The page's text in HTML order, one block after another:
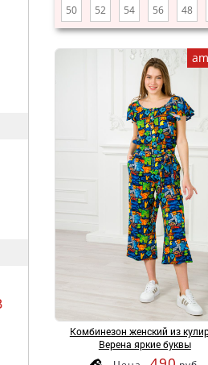
50 52 54 56 48
Комбинезон женский из
Верена яркие буквы